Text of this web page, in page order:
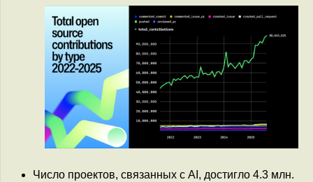
Число проектов, связанных с AI, достигло 4.3 млн.